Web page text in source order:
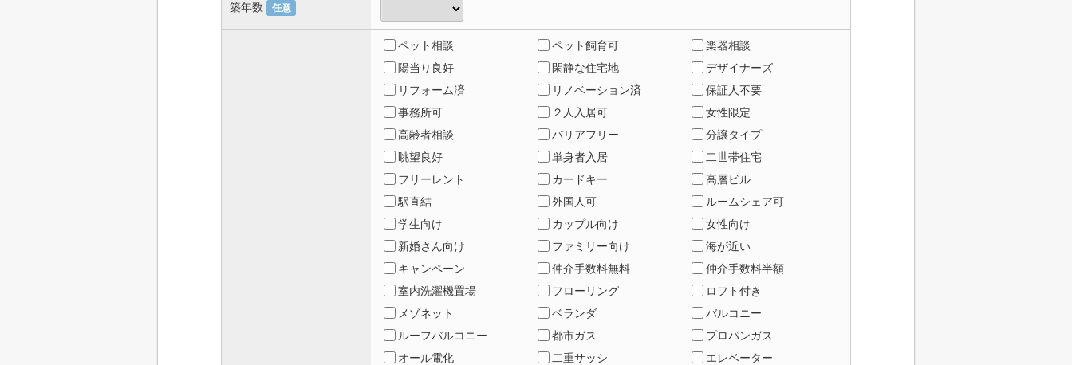
築年数 任意
ペット相談 ペット飼育可
楽器相談
陽当り良好
閑静な住宅地
デザイナーズ
リフォーム済
リノベーション済
保証人不要
事務所可
２人入居可
女性限定
高齢者相談
バリアフリー
分譲タイプ
眺望良好
単身者入居
二世帯住宅
フリーレント
カードキー
高層ビル
駅直結
外国人可
ルームシェア可
学生向け
カップル向け
女性向け
新婚さん向け
ファミリー向け
海が近い
キャンペーン
仲介手数料無料
仲介手数料半額
室内洗濯機置場
フローリング
ロフト付き
メゾネット
ベランダ
バルコニー
ルーフバルコニー
都市ガス
プロパンガス
オール電化
二重サッシ
エレベーター